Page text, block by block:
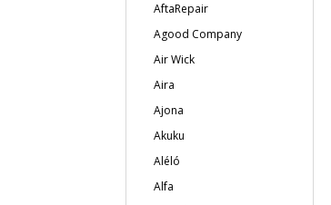
AftaRepair
Agood Company
Air Wick
Aira
Ajona
Akuku
Aléló
Alfa